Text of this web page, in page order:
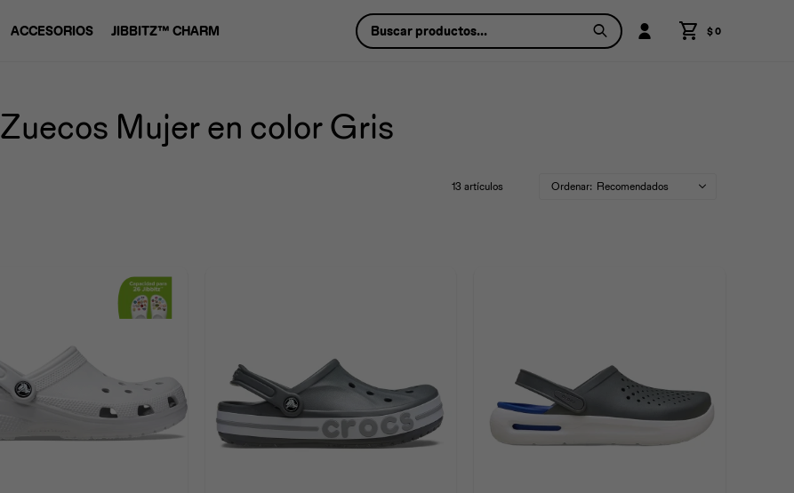
ACCESORIOS JIBBITZ™ CHARM $0
Zuecos Mujer en color Gris
13 artículos Recomendados